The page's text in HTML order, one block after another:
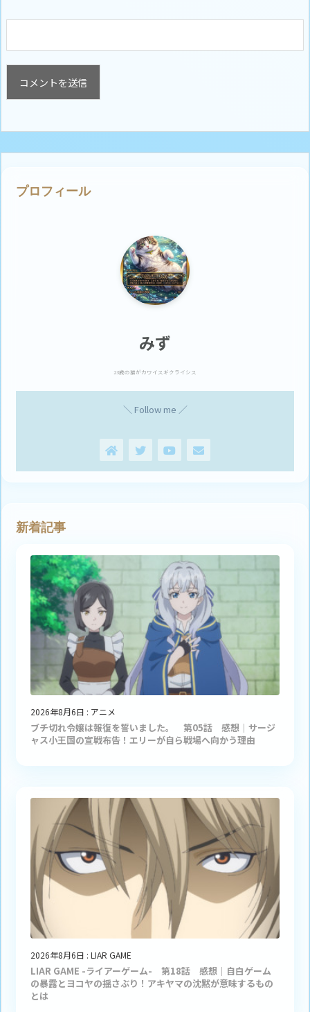
プロフィール
みず
23歳の猫がカワイスギクライシス
＼ Follow me ／
新着記事
2026年8月6日 : アニメ
ブチ切れ令嬢は報復を誓いました。 第05話 感想｜サージ
ャス小王国の宣戦布告！エリーが自ら戦場へ向かう理由
2026年8月6日 : LIAR GAME
LIAR GAME -ライアーゲーム- 第18話 感想｜自白ゲーム
の暴露とヨコヤの揺さぶり！アキヤマの沈黙が意味するもの
とは